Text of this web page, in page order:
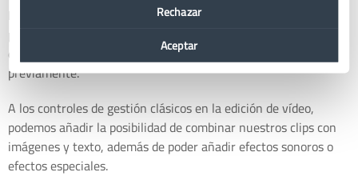
Dispone de varias plantillas preestablecidas que podemos usar
para grabar nuestros vídeos de forma rápida directamente
desde la app, aunque no tengamos el vídeo grabado
previamente.
A los controles de gestión clásicos en la edición de vídeo,
podemos añadir la posibilidad de combinar nuestros clips con
imágenes y texto, además de poder añadir efectos sonoros o
efectos especiales.
Rechazar
Aceptar